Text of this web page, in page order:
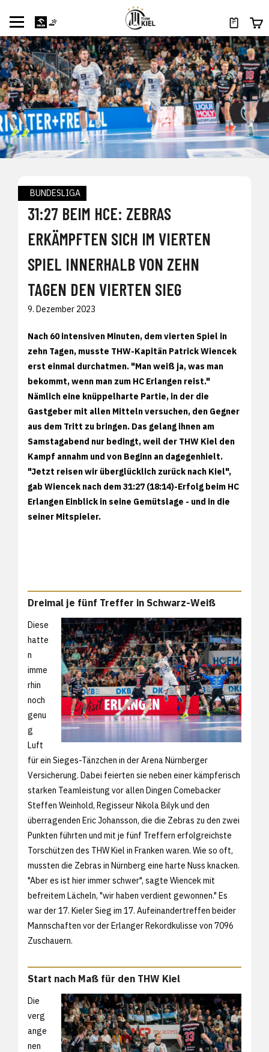
BUNDESLIGA
31:27 BEIM HCE: ZEBRAS
ERKÄMPFTEN SICH IM VIERTEN
SPIEL INNERHALB VON ZEHN
TAGEN DEN VIERTEN SIEG
9. Dezember 2023
Nach 60 intensiven Minuten, dem vierten Spiel in
zehn Tagen, musste THW-Kapitän Patrick Wiencek
erst einmal durchatmen. "Man weiß ja, was man
bekommt, wenn man zum HC Erlangen reist."
Nämlich eine knüppelharte Partie, in der die
Gastgeber mit allen Mitteln versuchen, den Gegner
aus dem Tritt zu bringen. Das gelang ihnen am
Samstagabend nur bedingt, weil der THW Kiel den
Kampf annahm und von Beginn an dagegenhielt.
"Jetzt reisen wir überglücklich zurück nach Kiel",
gab Wiencek nach dem 31:27 (18:14)-Erfolg beim HC
Erlangen Einblick in seine Gemütslage - und in die
seiner Mitspieler.
Dreimal je fünf Treffer in Schwarz-Weiß
Diese
hatte
n
imme
rhin
noch
genu
g
Luft
für ein Sieges-Tänzchen in der Arena Nürnberger
Versicherung. Dabei feierten sie neben einer kämpferisch
starken Teamleistung vor allen Dingen Comebacker
Steffen Weinhold, Regisseur Nikola Bilyk und den
überragenden Eric Johansson, die die Zebras zu den zwei
Punkten führten und mit je fünf Treffern erfolgreichste
Torschützen des THW Kiel in Franken waren. Wie so oft,
mussten die Zebras in Nürnberg eine harte Nuss knacken.
"Aber es ist hier immer schwer", sagte Wiencek mit
befreitem Lächeln, "wir haben verdient gewonnen." Es
war der 17. Kieler Sieg im 17. Aufeinandertreffen beider
Mannschaften vor der Erlanger Rekordkulisse von 7096
Zuschauern.
Start nach Maß für den THW Kiel
Die
verg
ange
nen